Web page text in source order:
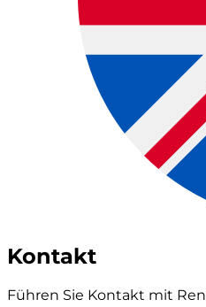
Kontakt
Führen Sie Kontakt mit